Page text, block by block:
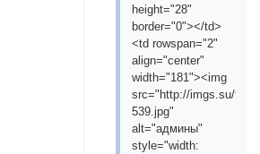
height="28"
border="0"></td>
<td rowspan="2"
align="center"
width="181"><img
src="http://imgs.su/tmp/
539.jpg"
alt="админы"
style="width: